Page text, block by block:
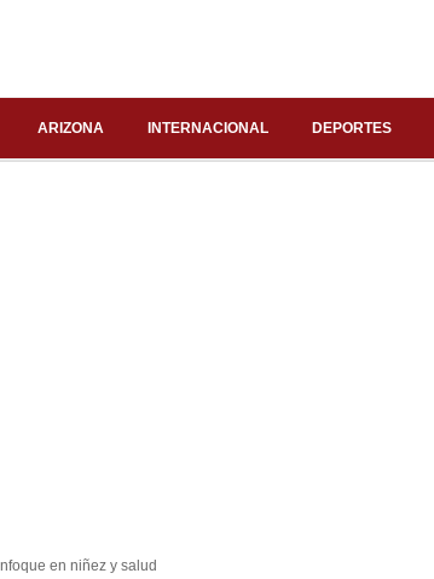
ARIZONA INTERNACIONAL DEPORTES
en niñez y salud